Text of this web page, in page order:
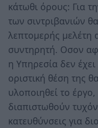
κάτωθι όρους: Για
των σιντριβανιών
λεπτομερής μελέτη
συντηρητή. Οσον
η Υπηρεσία δεν
οριστική θέση της
υλοποιηθεί το
διαπιστωθούν
κατευθύνσεις για